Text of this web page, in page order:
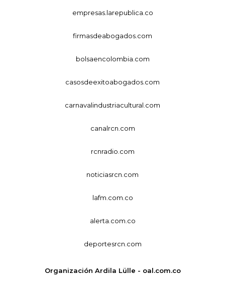
empresas.larepublica.co
firmasdeabogados.com
bolsaencolombia.com
casosdeexitoabogados.com
carnavalindustriacultural.com
canalrcn.com
rcnradio.com
noticiasrcn.com
lafm.com.co
alerta.com.co
deportesrcn.com
Organización Ardila Lülle - oal.com.co